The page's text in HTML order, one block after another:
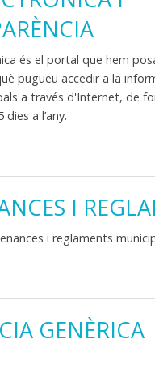
és el portal que hem
pugueu accedir a la
a través d'Internet, de
a l’any.
I
i reglaments
GENÈRICA